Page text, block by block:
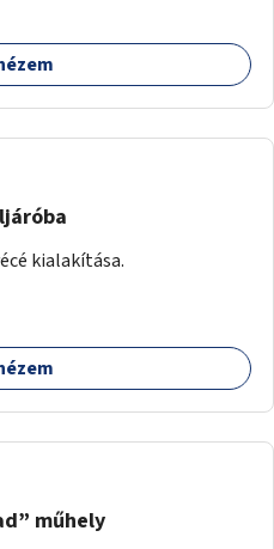
kialakítása.
műhely